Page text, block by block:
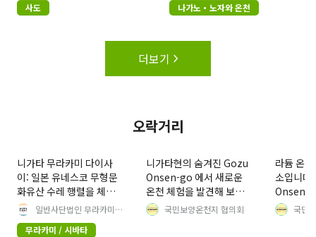
사도
나가노・노자와 온천
더보기
오락거리
니가타 무라카미 다이사
이: 일본 유네스코 무형문
화유산 수레 행렬을 체험
하다
일반사단법인 무라카미시
관광협회
무라카미 / 시바타
니가타현의 숨겨진 Gozu
Onsen-go 에서 새로운
온천 체험을 발견해 보세
요. 추천 숙소와 당일치기
온천을 소개해 드립니다!
국민보양온천지 협의회
라듐 온
소입니다
Onsen-
온천 명
가이드.
국민